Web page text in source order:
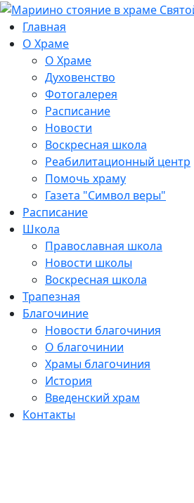
Главная
О Храме
О Храме
Духовенство
Фотогалерея
Расписание
Новости
Воскресная школа
Реабилитационный центр
Помочь храму
Газета "Символ веры"
Расписание
Школа
Православная школа
Новости школы
Воскресная школа
Трапезная
Благочиние
Новости благочиния
О благочинии
Храмы благочиния
История
Введенский храм
Контакты